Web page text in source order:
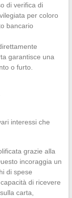
di verifica di
per coloro
bancario
garantisce una
o furto.
interessi che
grazie alla
incoraggia un
di spese
di ricevere
carta,